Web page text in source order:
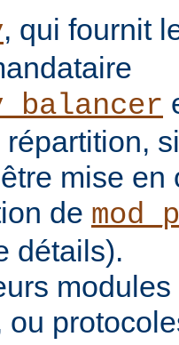
, qui fournit
mise en
de
détails).
ou